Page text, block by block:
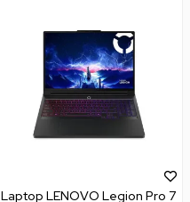
Laptop LENOVO Legion Pro 7